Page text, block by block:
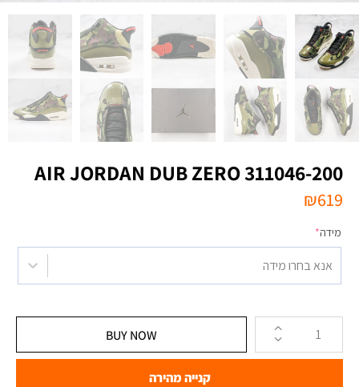
AIR JORDAN DUB ZERO 311046-200
₪619
מידה*
אנא בחרו מידה
BUY NOW
קנייה מהירה